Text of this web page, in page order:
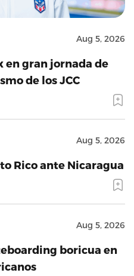
Aug 5, 2026
en gran jornada de
de los JCC
Aug 5, 2026
Rico ante Nicaragua
Aug 5, 2026
boricua en